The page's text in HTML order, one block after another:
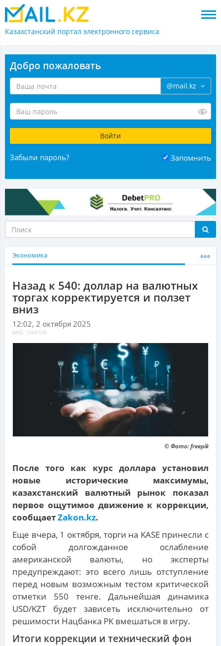
Казахстанский портал электронного сервиса
Добро пожаловать
@mail.kz
Забыли пароль? Запомнить
Экономика
Назад к 540: доллар на валютных
торгах корректируется и ползет
вниз
12:02, 2 октября 2025
MKZ: 1506728
© Фото: freepik
После того как курс доллара установил
новые исторические максимумы,
казахстанский валютный рынок показал
первое ощутимое движение к коррекции,
сообщаетZakon.kz.
Еще вчера, 1 октября, торги на KASE принесли с
собой долгожданное ослабление
американской валюты, но эксперты
предупреждают: это всего лишь отступление
перед новым возможным тестом критической
отметки 550 тенге. Дальнейшая динамика
USD/KZT будет зависеть исключительно от
решимости Нацбанка РК вмешаться в игру.
Итоги коррекции и технический фон